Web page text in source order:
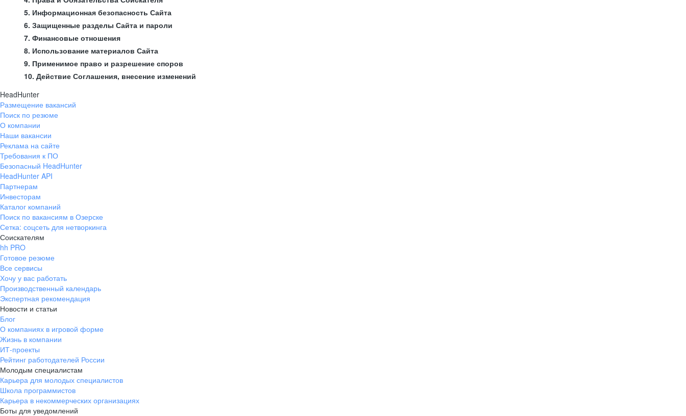
5. Информационная безопасность Сайта
6. Защищенные разделы Сайта и пароли
7. Финансовые отношения
8. Использование материалов Сайта
9. Применимое право и разрешение споров
10. Действие Соглашения, внесение изменений
HeadHunter
Размещение вакансий
Поиск по резюме
О компании
Наши вакансии
Реклама на сайте
Требования к ПО
Безопасный HeadHunter
HeadHunter API
Партнерам
Инвесторам
Каталог компаний
Поиск по вакансиям в Озерске
Сетка: соцсеть для нетворкинга
Соискателям
hh PRO
Готовое резюме
Все сервисы
Хочу у вас работать
Производственный календарь
Экспертная рекомендация
Новости и статьи
Блог
О компаниях в игровой форме
Жизнь в компании
ИТ-проекты
Рейтинг работодателей России
Молодым специалистам
Карьера для молодых специалистов
Школа программистов
Карьера в некоммерческих организациях
Боты для уведомлений